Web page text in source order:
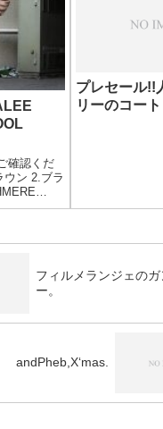
COAT
確認くだ
ウン 2.ブラ
プレセール!!
リーのコー
フィルメランジェの
ー。
andPheb,X‘mas.